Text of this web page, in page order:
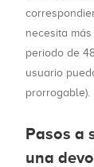
necesita
periodo de
usuario
prorrogable).
Pasos a
una